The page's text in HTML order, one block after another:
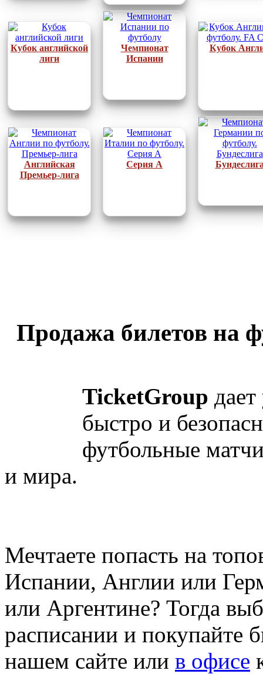
Кубок английской
лиги
Чемпионат
Испании
Кубок
Английская
Премьер-лига
Серия А
Продажа билетов на
TicketGroup
быстро и
футбольные
и мира.
Мечтаете попасть на
Испании, Англии или
или Аргентине? Тогда
расписании и покупайте
нашем сайте или в офисе